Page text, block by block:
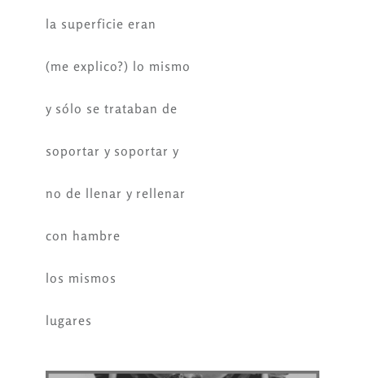
la superficie eran
(me explico?) lo mismo
y sólo se trataban de
soportar y soportar y
no de llenar y rellenar
con hambre
los mismos
lugares